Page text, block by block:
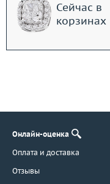
Сейчас в
корзинах
Онлайн-оценка
Оплата и доставка
Отзывы